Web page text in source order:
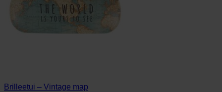
Brilleetui – Vintage map